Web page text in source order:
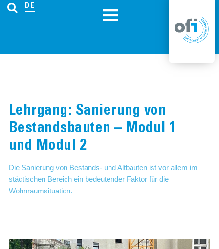
DE
Lehrgang: Sanierung von
Bestandsbauten – Modul 1
und Modul 2
Die Sanierung von Bestands- und Altbauten ist vor allem im
städtischen Bereich ein bedeutender Faktor für die
Wohnraumsituation.